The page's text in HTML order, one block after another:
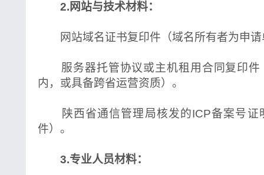
2.网站与技术材料：
网站域名证书复印件（域名所有者为申请
服务器托管协议或主机租用合同复印件
内，或具备跨省运营资质）。
陕西省通信管理局核发的ICP备案号证
件）。
3.专业人员材料：